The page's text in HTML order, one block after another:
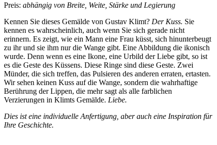
Preis: abhängig von Breite, Weite, Stärke und Legierung
Kennen Sie dieses Gemälde von Gustav Klimt? Der Kuss. Sie
kennen es wahrscheinlich, auch wenn Sie sich gerade nicht
erinnern. Es zeigt, wie ein Mann eine Frau küsst, sich hinunterbeugt
zu ihr und sie ihm nur die Wange gibt. Eine Abbildung die ikonisch
wurde. Denn wenn es eine Ikone, eine Urbild der Liebe gibt, so ist
es die Geste des Küssens. Diese Ringe sind diese Geste. Zwei
Münder, die sich treffen, das Pulsieren des anderen erraten, ertasten.
Wir sehen keinen Kuss auf die Wange, sondern die wahrhaftige
Berührung der Lippen, die mehr sagt als alle farblichen
Verzierungen in Klimts Gemälde. Liebe.
Dies ist eine individuelle Anfertigung, aber auch eine Inspiration für
Ihre Geschichte.